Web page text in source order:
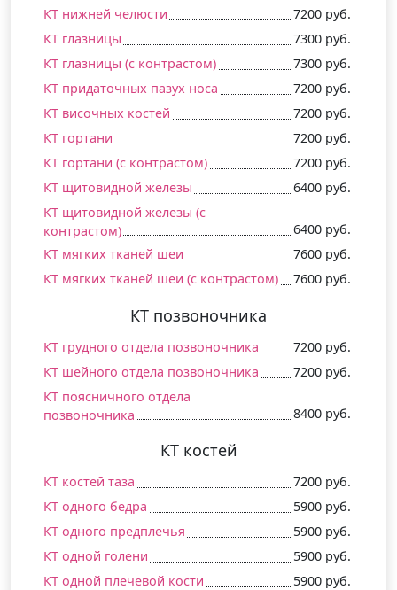
КТ нижней челюсти
7200 руб.
КТ глазницы
7300 руб.
КТ глазницы (c контрастом)
7300 руб.
КТ придаточных пазух носа
7200 руб.
КТ височных костей
7200 руб.
КТ гортани
7200 руб.
КТ гортани (c контрастом)
7200 руб.
КТ щитовидной железы
6400 руб.
КТ щитовидной железы (c
контрастом)
6400 руб.
КТ мягких тканей шеи
7600 руб.
КТ мягких тканей шеи (c контрастом)
7600 руб.
КТ позвоночника
КТ грудного отдела позвоночника
7200 руб.
КТ шейного отдела позвоночника
7200 руб.
КТ поясничного отдела
позвоночника
8400 руб.
КТ костей
КТ костей таза
7200 руб.
КТ одного бедра
5900 руб.
КТ одного предплечья
5900 руб.
КТ одной голени
5900 руб.
КТ одной плечевой кости
5900 руб.